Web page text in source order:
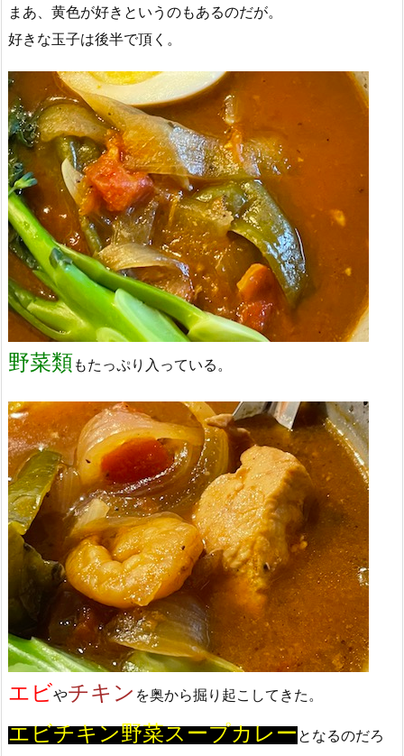
まあ、黄色が好きというのもあるのだが。
好きな玉子は後半で頂く。
野菜類もたっぷり入っている。
エビやチキン を奥から掘り起こしてきた。
エビチキン野菜スープカレーとなるのだろ